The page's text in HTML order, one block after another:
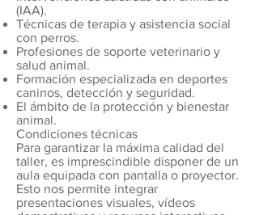
(IAA).
Técnicas de terapia y asistencia social
con perros.
Profesiones de soporte veterinario y
salud animal.
Formación especializada en deportes
caninos, detección y seguridad.
El ámbito de la protección y bienestar
animal.
Condiciones técnicas
Para garantizar la máxima calidad del
taller, es imprescindible disponer de un
aula equipada con pantalla o proyector.
Esto nos permite integrar
presentaciones visuales, vídeos